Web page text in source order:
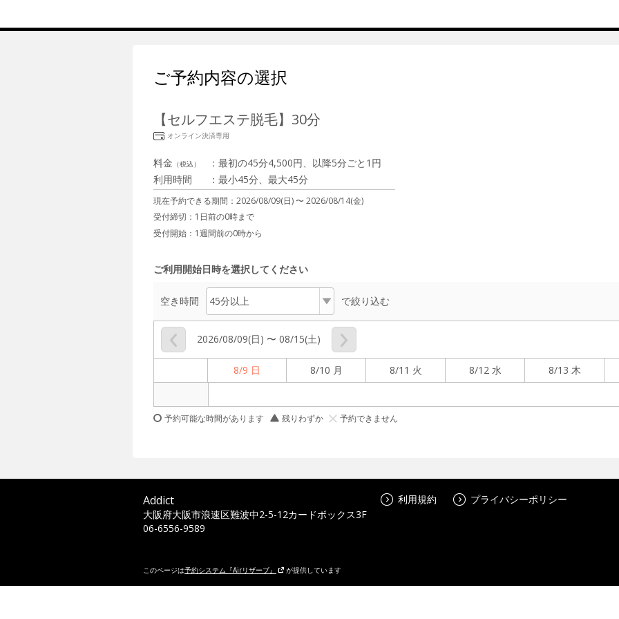
ご予約内容の選択
【セルフエステ脱毛】30分
オンライン決済専用
料金 （税込） ： 最初の45分4,500円、以降5分ごと1円
利用時間
： 最小45分、最大45分
現在予約できる期間： 2026/08/09(日) 〜2026/08/14(金)
受付締切： 1日前の0時まで
受付開始： 1週間前の0時から
ご利用開始日時を選択してください
空き時間 で絞り込む
2026/08/09(日) 〜 08/15(土)
8/9 日 8/10 月 8/11 火 8/12 水 8/13 木
予約可能な時間があります 残りわずか 予約できません
Addict
大阪府大阪市浪速区難波中2-5-12カードボックス3F
06-6556-9589
利用規約 プライバシーポリシー
このページは予約システム『Airリザーブ』 が提供しています